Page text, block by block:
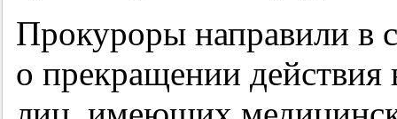
Прокуроры направили в
о прекращении действия